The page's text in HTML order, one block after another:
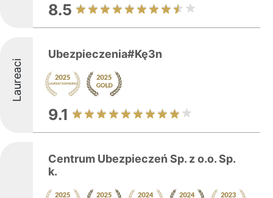
8.5
Laureaci
Ubezpieczenia#Kę3n
9.1
Centrum Ubezpieczeń Sp. z o.o. Sp.
k.